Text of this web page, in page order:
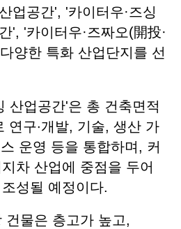
업공간', '카이터우·즈싱
', '카이터우·즈짜오(開投·
양한 특화 산업단지를 선
산업공간'은 총 건축면적
연구·개발, 기술, 생산 가
운영 등을 통합하며, 커
차 산업에 중점을 두어
성될 예정이다.
건물은 층고가 높고,